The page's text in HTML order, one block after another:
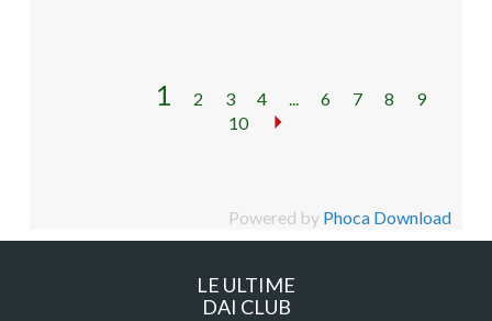
1 2 3 4 ... 6 7 8
9
10
Powered by Phoca Download
LE ULTIME
DAI CLUB